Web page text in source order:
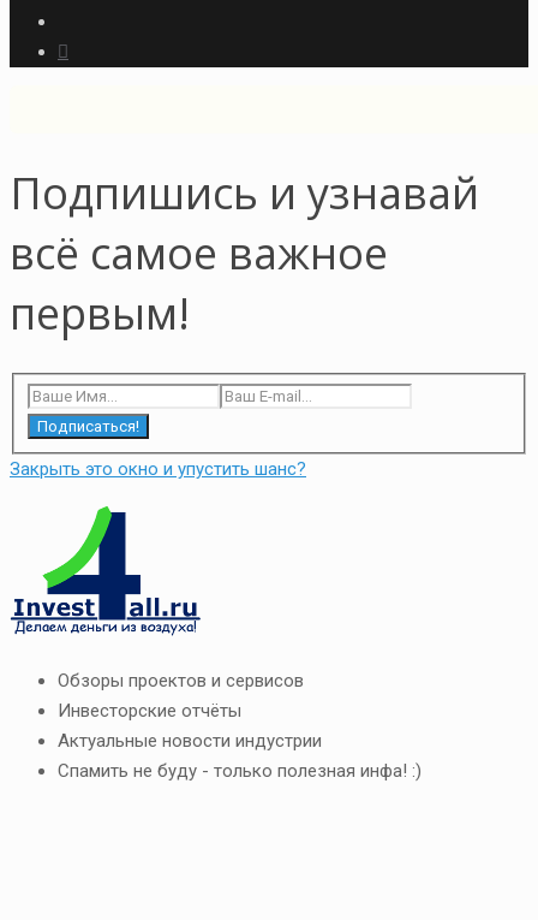
Подпишись и узнавай
всё самое важное
первым!
Подписаться!
Закрыть это окно и упустить шанс?
Обзоры проектов и сервисов
Инвесторские отчёты
Актуальные новости индустрии
Спамить не буду - только полезная инфа! :)